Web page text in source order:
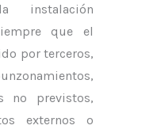
instalación
que el
por terceros,
no previstos,
externos o